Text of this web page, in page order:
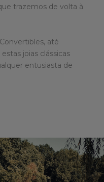
trazemos de volta à
até
joias clássicas
entusiasta de